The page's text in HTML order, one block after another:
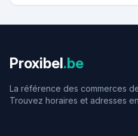
Proxibel.be
La référence des commerces
Trouvez horaires et adresses